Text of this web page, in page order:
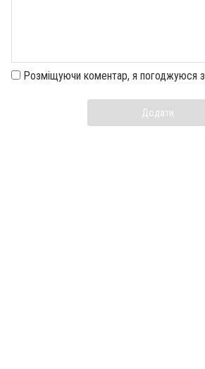
Розміщуючи коментар, я погоджуюся з
Додати